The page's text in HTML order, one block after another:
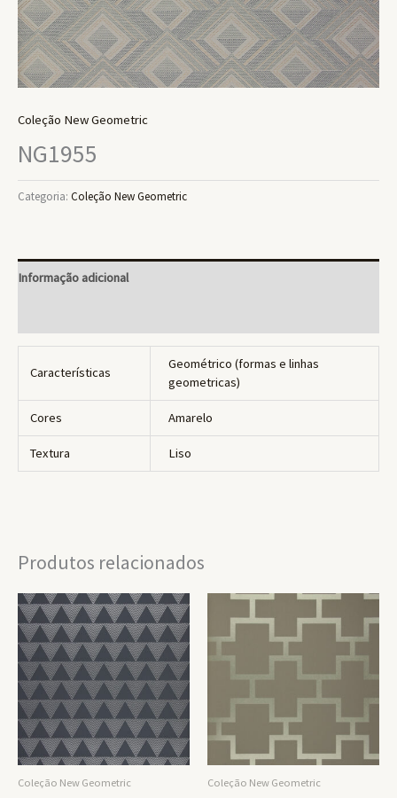
Coleção New Geometric
NG1955
Categoria: Coleção New Geometric
Informação adicional
Características
Geométrico (formas e linhas
geometricas)
Cores Amarelo
Textura Liso
Produtos relacionados
Coleção New Geometric Coleção New Geometric